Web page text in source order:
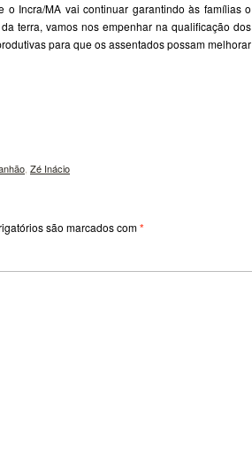
o Incra/MA vai continuar garantindo às famílias o
terra, vamos nos empenhar na qualificação dos
para que os assentados possam melhorar
Zé Inácio
são marcados com*